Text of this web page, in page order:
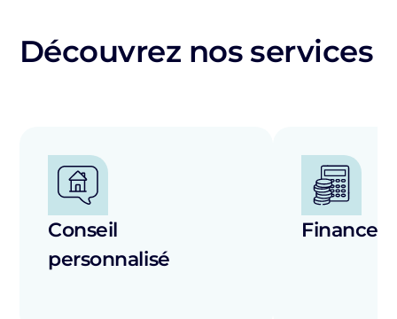
Découvrez nos services
Conseil
personnalisé